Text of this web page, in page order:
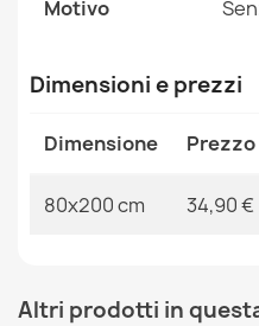
34,90 €
MPN
Motivo
Dimensioni e prezzi
Dimensione Prezzo
80x200 cm 34,90 €
Altri prodotti in